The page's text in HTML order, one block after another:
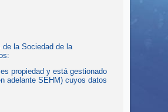
la Sociedad de la
propiedad y está gestionado
adelante SEHM) cuyos datos